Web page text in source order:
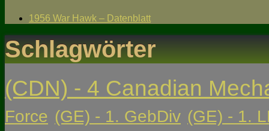
1956 War Hawk – Datenblatt
Schlagwörter
(CDN) - 4 Canadian
Force (GE) - 1. GebDiv (GE) - 1.